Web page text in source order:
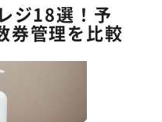
ジ18選！予
券管理を比較